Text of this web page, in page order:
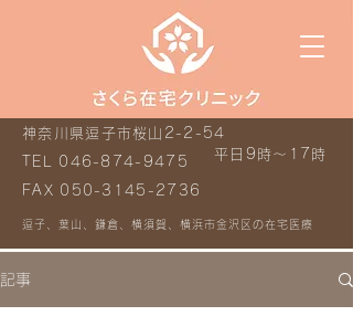
平日9時～17時
神奈川県逗子市桜山2-2-54
TEL 046-874-9475
FAX 050-3145-2736
逗子、葉山、鎌倉、横須賀、横浜市金沢区の在宅医療
記事